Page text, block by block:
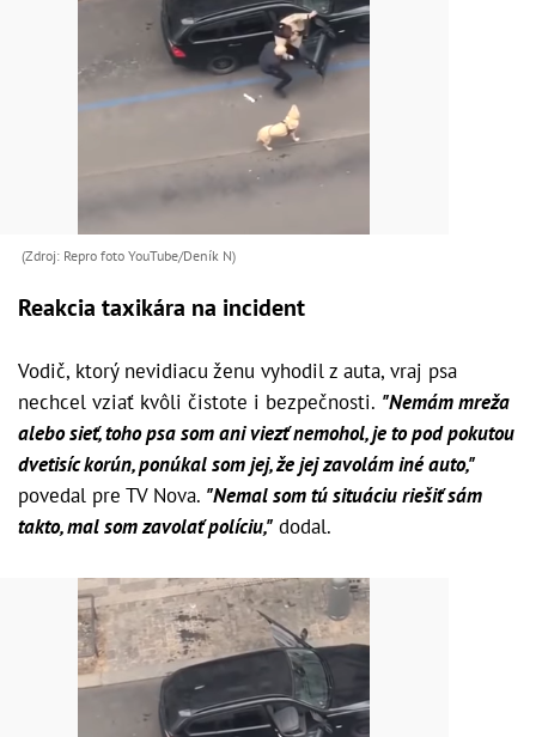
(Zdroj: Repro foto YouTube/Deník N)
Reakcia taxikára na incident
Vodič, ktorý nevidiacu ženu vyhodil z auta, vraj psa
nechcel vziať kvôli čistote i bezpečnosti. "Nemám mreža
alebo sieť, toho psa som ani viezť nemohol, je to pod pokutou
dvetisíc korún, ponúkal som jej, že jej zavolám iné auto,"
povedal pre TV Nova. "Nemal som tú situáciu riešiť sám
takto, mal som zavolať políciu," dodal.